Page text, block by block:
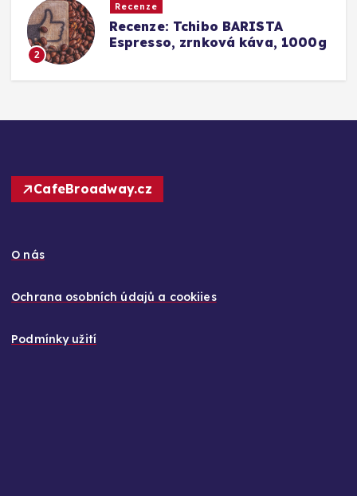
3
Recenze
Srovnání a recenze: Tchibo
Barista Caffè Crema vs.
CafeBroadway.cz
O nás
Ochrana osobních údajů a cookiies
Podmínky užití